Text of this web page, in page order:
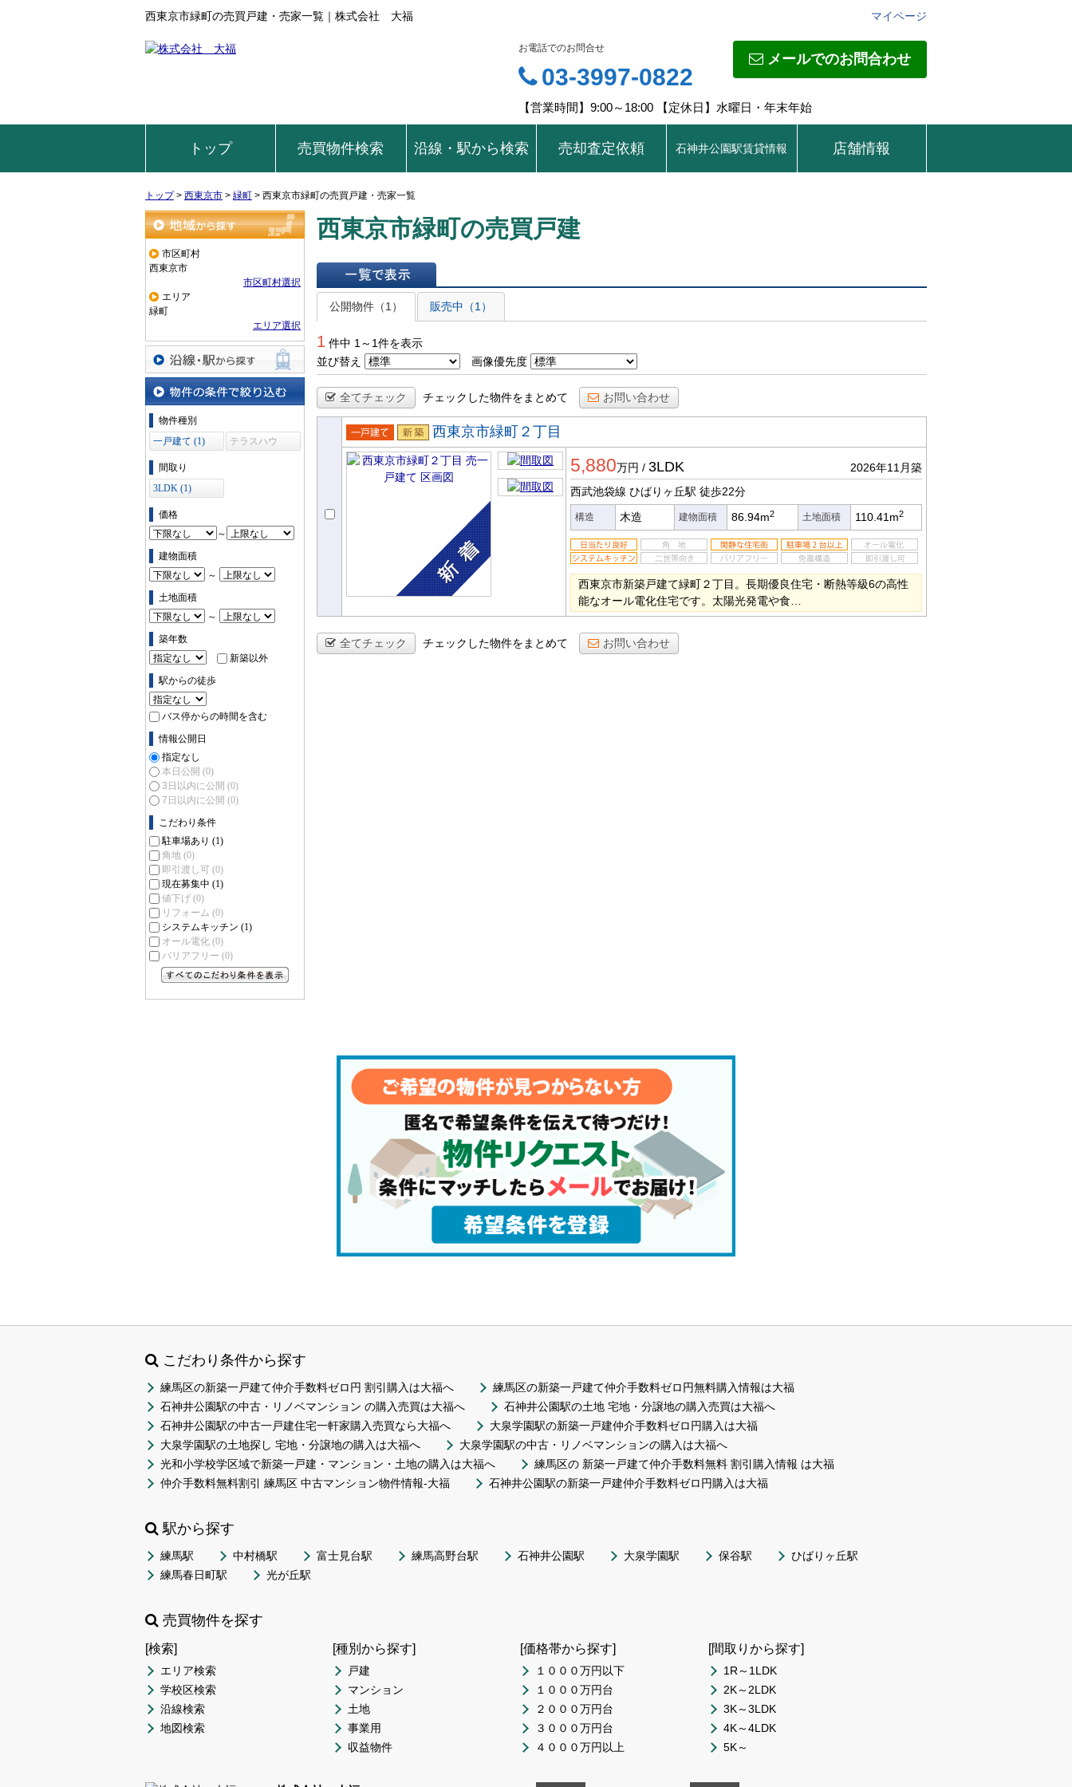
西東京市緑町の売買戸建・売家一覧｜株式会社 大福 マイページ
メールでのお問合わせ
お電話でのお問合せ
03-3997-0822
【営業時間】9:00～18:00 【定休日】水曜日・年末年始
トップ 売買物件検索 沿線・駅から検索 売却査定依頼 石神井公園駅賃貸情報 店舗情報
トップ> 西東京市 > 緑町 > 西東京市緑町の売買戸建・売家一覧
地域から探す
市区町村
西東京市
市区町村選択
エリア
緑町
エリア選択
沿線・駅から探す
物件の条件で絞り込む
物件種別
一戸建て (1)
テラスハウ
間取り
3LDK (1)
価格
～
建物面積
～
土地面積
～
築年数
新築以外
駅からの徒歩
バス停からの時間を含む
情報公開日
指定なし
本日公開 (0)
3日以内に公開 (0)
7日以内に公開 (0)
こだわり条件
駐車場あり (1)
角地 (0)
即引渡し可 (0)
現在募集中 (1)
値下げ (0)
リフォーム (0)
システムキッチン (1)
オール電化 (0)
バリアフリー (0)
西東京市緑町の売買戸建
一覧で表示
公開物件（1）
販売中（1）
1 件中 1～1件を表示
並び替え
画像優先度
全てチェック チェックした物件をまとめて お問い合わせ
売一戸建
て
新築
西東京市緑町２丁目
5,880万円 / 3LDK
2026年11月築
西武池袋線 ひばりヶ丘駅 徒歩22分
構造 木造 建物面積 86.94m2 土地面積 110.41m2
西東京市新築戸建て緑町２丁目。長期優良住宅・断熱等級6の高性
能なオール電化住宅です。太陽光発電や食…
全てチェック チェックした物件をまとめて お問い合わせ
こだわり条件から探す
練馬区の新築一戸建て仲介手数料ゼロ円 割引購入は大福へ
練馬区の新築一戸建て仲介手数料ゼロ円無料購入情報は大福
石神井公園駅の中古・リノベマンション の購入売買は大福へ
石神井公園駅の土地 宅地・分譲地の購入売買は大福へ
石神井公園駅の中古一戸建住宅一軒家購入売買なら大福へ
大泉学園駅の新築一戸建仲介手数料ゼロ円購入は大福
大泉学園駅の土地探し 宅地・分譲地の購入は大福へ
大泉学園駅の中古・リノベマンションの購入は大福へ
光和小学校学区域で新築一戸建・マンション・土地の購入は大福へ
練馬区の 新築一戸建て仲介手数料無料 割引購入情報 は大福
仲介手数料無料割引 練馬区 中古マンション物件情報-大福
石神井公園駅の新築一戸建仲介手数料ゼロ円購入は大福
駅から探す
練馬駅 中村橋駅 富士見台駅 練馬高野台駅 石神井公園駅 大泉学園駅 保谷駅
ひばりヶ丘駅
練馬春日町駅
光が丘駅
売買物件を探す
[検索]
エリア検索
学校区検索
沿線検索
地図検索
[種別から探す]
戸建
マンション
土地
事業用
収益物件
[価格帯から探す]
１０００万円以下
１０００万円台
２０００万円台
３０００万円台
４０００万円以上
[間取りから探す]
1R～1LDK
2K～2LDK
3K～3LDK
4K～4LDK
5K～